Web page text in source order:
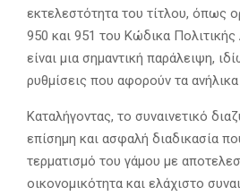
εκτελεστότητα του τίτλου, όπως
950 και 951 του Κώδικα Πολιτικής
είναι μια σημαντική παράλειψη,
ρυθμίσεις που αφορούν τα
Καταλήγοντας, το συναινετικό
επίσημη και ασφαλή διαδικασία
τερματισμό του γάμου με
οικονομικότητα και ελάχιστο